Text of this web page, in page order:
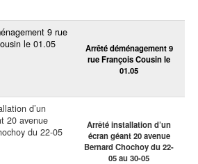
9 rue
le 01.05
Arrêté déménagement 9
rue François Cousin le
01.05
d’un
20 avenue
du 22-05
Arrêté installation d’un
écran géant 20 avenue
Bernard Chochoy du 22-
05 au 30-05